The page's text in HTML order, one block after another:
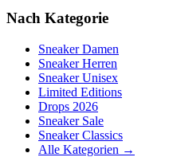
Nach Kategorie
Sneaker Damen
Sneaker Herren
Sneaker Unisex
Limited Editions
Drops 2026
Sneaker Sale
Sneaker Classics
Alle Kategorien →